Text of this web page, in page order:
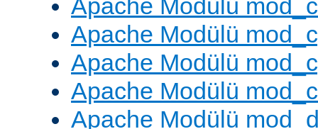
Apache Modülü
Apache Modülü
Apache Modülü
Apache Modülü
Apache Modülü